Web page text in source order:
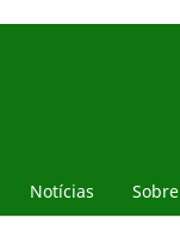
Notícias Sobre